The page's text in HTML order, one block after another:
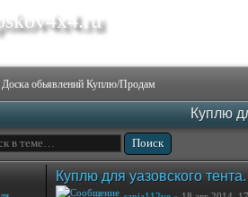
Доска обьявлений Куплю/Продам
Куплю
Куплю для уазовского тента.